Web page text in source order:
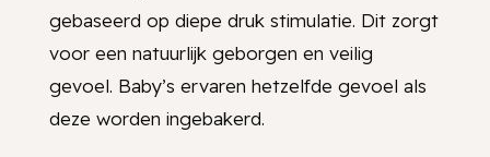
gebaseerd op diepe druk stimulatie. Dit zorgt
voor een natuurlijk geborgen en veilig
gevoel. Baby’s ervaren hetzelfde gevoel als
deze worden ingebakerd.